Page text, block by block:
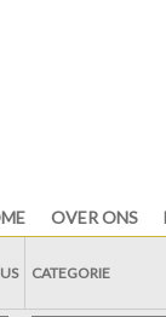
OVER ONS
CATEGORIE